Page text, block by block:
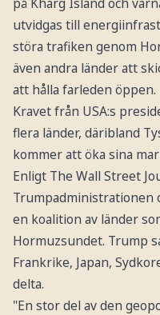
utvidgas till
störa trafiken genom
även andra länder att
att hålla farleden öppen.
Kravet från USA:s
flera länder, däribland
kommer att öka sina
Enligt The Wall Street
Trumpadministrationen
en koalition av länder
Hormuzsundet. Trump
Frankrike, Japan,
delta.
"En stor del av den